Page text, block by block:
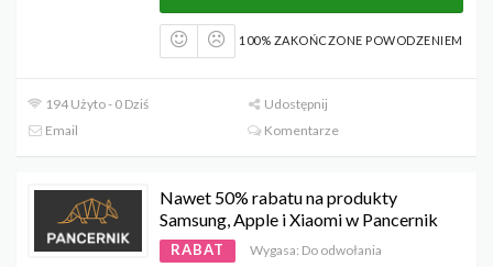
100% ZAKOŃCZONE POWODZENIEM
194 Użyto - 0 Dziś
Udostępnij
Email
Komentarze
Nawet 50% rabatu na produkty
Samsung, Apple i Xiaomi w Pancernik
RABAT Wygasa: Do odwołania